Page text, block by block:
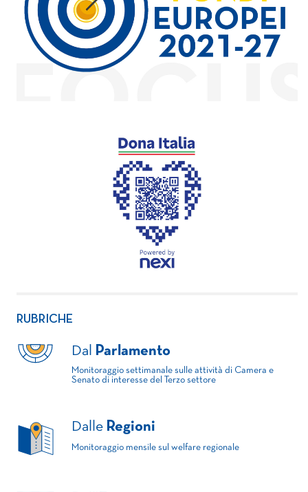
RUBRICHE
Dal Parlamento
Monitoraggio settimanale sulle attività di Camera e
Senato di interesse del Terzo settore
Dalle Regioni
Monitoraggio mensile sul welfare regionale